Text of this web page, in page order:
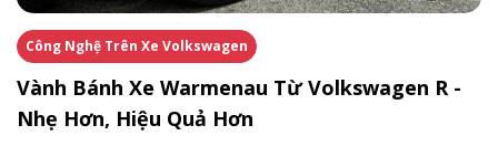
Công Nghệ Trên Xe Volkswagen
Vành Bánh Xe Warmenau Từ Volkswagen R -
Nhẹ Hơn, Hiệu Quả Hơn